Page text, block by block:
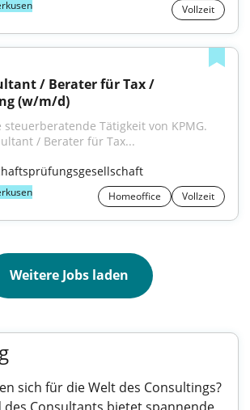
Vollzeit
/ Berater für Tax /
(w/m/d)
Tätigkeit von KPMG.
/ Berater für Tax...
Homeoffice Vollzeit
Weitere Jobs laden
sich für die Welt des Consultings?